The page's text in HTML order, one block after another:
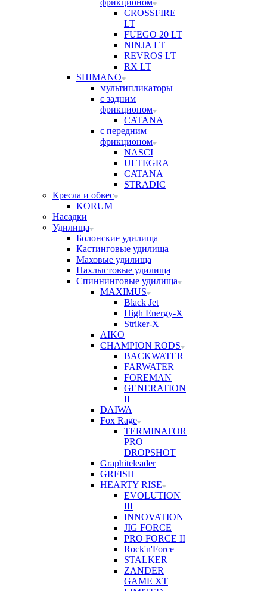
фрикционом
CROSSFIRE
LT
FUEGO 20 LT
NINJA LT
REVROS LT
RX LT
SHIMANO
мультипликаторы
с задним
фрикционом
CATANA
с передним
фрикционом
NASCI
ULTEGRA
CATANA
STRADIC
Кресла и обвес
KORUM
Насадки
Удилища
Болонские удилища
Кастинговые удилища
Маховые удилища
Нахлыстовые удилища
Спиннинговые удилища
MAXIMUS
Black Jet
High Energy-X
Striker-X
AIKO
CHAMPION RODS
BACKWATER
FARWATER
FOREMAN
GENERATION
II
DAIWA
Fox Rage
TERMINATOR
PRO
DROPSHOT
Graphiteleader
GRFISH
HEARTY RISE
EVOLUTION
III
INNOVATION
JIG FORCE
PRO FORCE II
Rock'n'Force
STALKER
ZANDER
GAME XT